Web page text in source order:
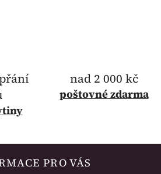
nad 2 000 kč
poštovnézdarma
PRO VÁS